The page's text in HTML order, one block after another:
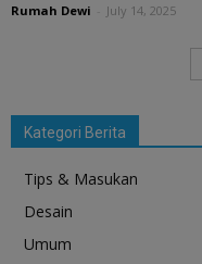
Rumah Dewi July 14, 2025
Kategori Berita
Tips & Masukan
Desain
Umum